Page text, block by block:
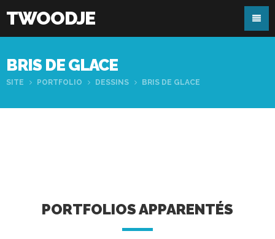
TWOODJE
BRIS DE GLACE
SITE PORTFOLIO DESSINS BRIS DE GLACE
PORTFOLIOS APPARENTÉS